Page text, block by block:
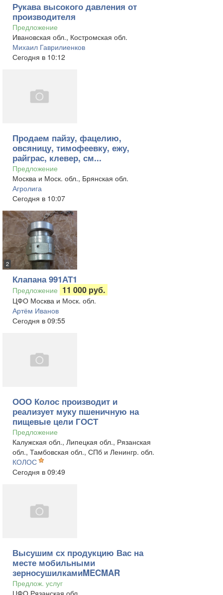
Рукава высокого давления от
производителя
Предложение
Ивановская обл., Костромская обл.
Михаил Гаврилиенков
Сегодня в 10:12
Продаем пайзу, фацелию,
овсяницу, тимофеевку, ежу,
райграс, клевер, см...
Предложение
Москва и Моск. обл., Брянская обл.
Агролига
Сегодня в 10:07
2
Клапана 991АТ1
Предложение 11 000 руб.
ЦФО Москва и Моск. обл.
Артём Иванов
Сегодня в 09:55
ООО Колос производит и
реализует муку пшеничную на
пищевые цели ГОСТ
Предложение
Калужская обл., Липецкая обл., Рязанская
обл., Тамбовская обл., СПб и Ленингр. обл.
КОЛОС
Сегодня в 09:49
Высушим сх продукцию Вас на
месте мобильными
зерносушилкамиMECMAR
Предлож. услуг
ЦФО Рязанская обл.